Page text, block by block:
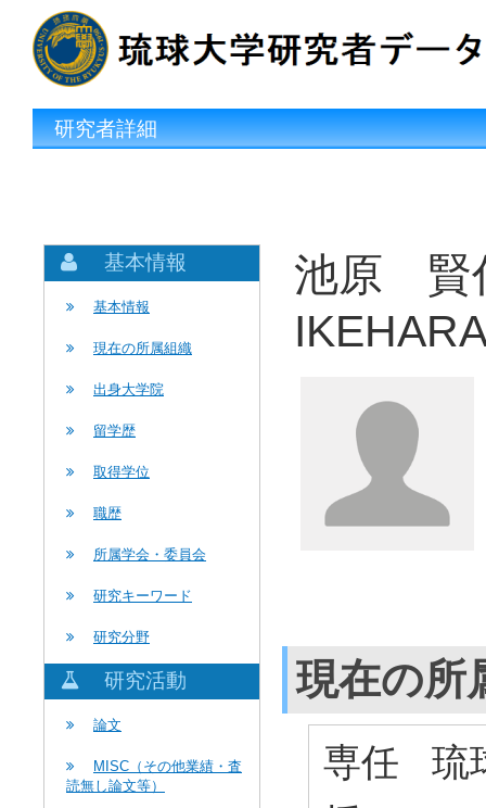
研究者詳細
基本情報
基本情報
現在の所属組織
出身大学院
留学歴
取得学位
職歴
所属学会・委員会
研究キーワード
研究分野
研究活動
論文
MISC（その他業績・査
読無し論文等）
池原 賢
現在の所
専任 琉